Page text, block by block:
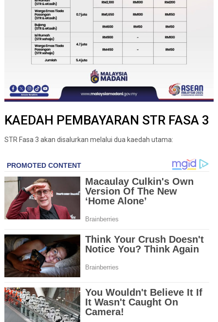
KAEDAH PEMBAYARAN STR FASA 3
STR Fasa 3 akan disalurkan melalui dua kaedah utama: